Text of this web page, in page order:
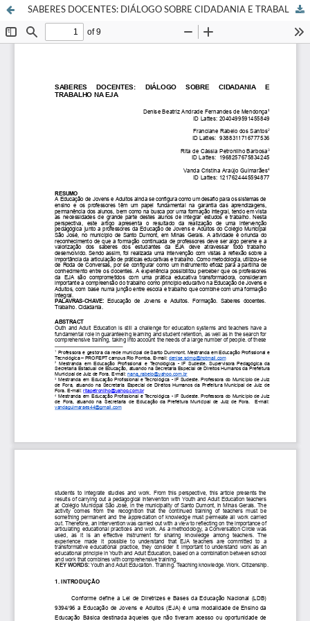
SABERES DOCENTES: DIÁLOGO SOBRE CIDADANIA E TRABALHO NA EJA